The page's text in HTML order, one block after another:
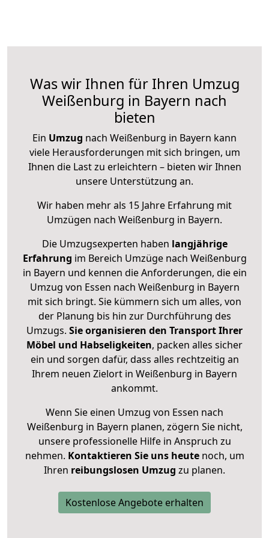
Was wir Ihnen für Ihren Umzug
Weißenburg in Bayern nach
bieten
Ein Umzug nach Weißenburg in Bayern kann
viele Herausforderungen mit sich bringen, um
Ihnen die Last zu erleichtern – bieten wir Ihnen
unsere Unterstützung an.
Wir haben mehr als 15 Jahre Erfahrung mit
Umzügen nach Weißenburg in Bayern.
Die Umzugsexperten haben langjährige
Erfahrung im Bereich Umzüge nach Weißenburg
in Bayern und kennen die Anforderungen, die ein
Umzug von Essen nach Weißenburg in Bayern
mit sich bringt. Sie kümmern sich um alles, von
der Planung bis hin zur Durchführung des
Umzugs. Sie organisieren den Transport Ihrer
Möbel und Habseligkeiten, packen alles sicher
ein und sorgen dafür, dass alles rechtzeitig an
Ihrem neuen Zielort in Weißenburg in Bayern
ankommt.
Wenn Sie einen Umzug von Essen nach
Weißenburg in Bayern planen, zögern Sie nicht,
unsere professionelle Hilfe in Anspruch zu
nehmen. Kontaktieren Sie uns heutenoch, um
Ihren reibungslosen Umzug zu planen.
Kostenlose Angebote erhalten